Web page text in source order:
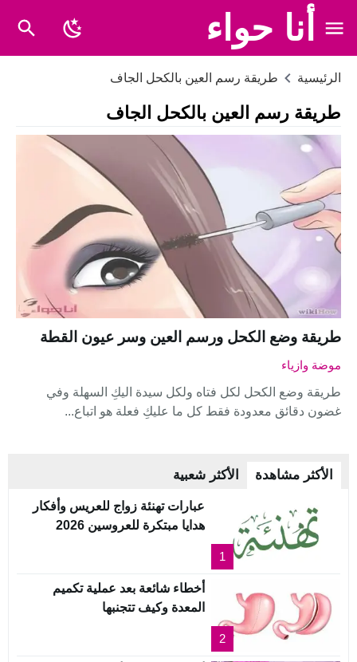
أنا حواء
الرئيسية طريقة رسم العين بالكحل الجاف
طريقة رسم العين بالكحل الجاف
طريقة وضع الكحل ورسم العين وسر عيون القطة
موضة وازياء
طريقة وضع الكحل لكل فتاه ولكل سيدة اليكِ السهلة وفي
غضون دقائق معدودة فقط كل ما عليكِ فعلة هو اتباع...
الأكثر مشاهدة الأكثر شعبية
1
عبارات تهنئة زواج للعريس وأفكار
هدايا مبتكرة للعروسين 2026
2
أخطاء شائعة بعد عملية تكميم
المعدة وكيف تتجنبها